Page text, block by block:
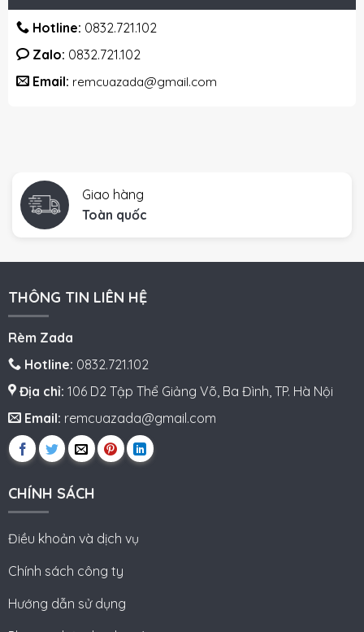
Hotline: 0832.721.102
Zalo: 0832.721.102
Email: remcuazada@gmail.com
Giao hàng
Toàn quốc
THÔNG TIN LIÊN HỆ
Rèm Zada
Hotline: 0832.721.102
Địa chỉ: 106 D2 Tập Thể Giảng Võ, Ba Đình, TP. Hà Nội
Email: remcuazada@gmail.com
CHÍNH SÁCH
Điều khoản và dịch vụ
Chính sách công ty
Hướng dẫn sử dụng